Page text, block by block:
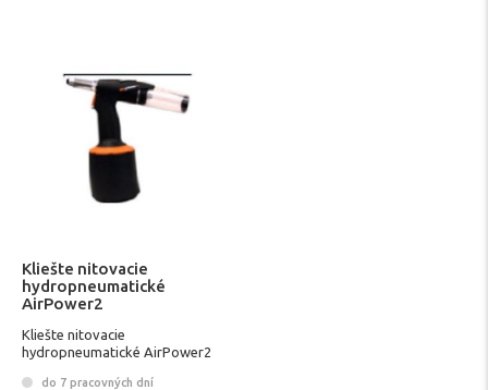
Kliešte nitovacie
hydropneumatické
AirPower2
Kliešte nitovacie
hydropneumatické AirPower2
do 7 pracovných dní